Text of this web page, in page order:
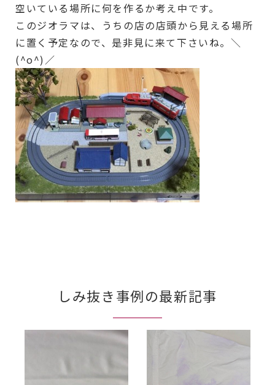
空いている場所に何を作るか考え中です。
このジオラマは、うちの店の店頭から見える場所
に置く予定なので、是非見に来て下さいね。＼
(^o^)／
しみ抜き事例の最新記事